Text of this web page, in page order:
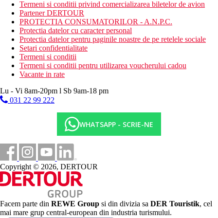
blocuri mai aproape de plaja, acces direct la piscina, de la
13 ani
Camera dubla, Elite, Vedere peisaj: in blocuri nou
construite din 2022, mai spatioasa, de la 13 ani
Camera dubla, Elite, Vedere gradina, Swim-Up: in blocuri
nou construite din 2022, mai spatioasa, acces direct la
piscina, de la 13 ani
Patut pentru copii este disponibil gratuit (la cerere).
La cerere, sunt disponibile mai multe camere accesibile cu
Plaja
langa hotel
Sezlonguri, umbrele si prosoape oferite in mod gratuit
Mese
Ultra all inclusive
Mic dejun tip bufet (07.00-10.00)
Mic dejun tarziu (10:00-11:30)
Pranz tip bufet (12:30–14:00)
Cina tip bufet (18:30-21:00)
Gustare usoara (10:00-16:00)
Bufet pentru copii intr-o sectiune separata pentru copii a
restaurantului (pranz si cina)
Termeni si conditii privind comercializarea biletelor de avion
Partener DERTOUR
PROTECTIA CONSUMATORILOR - A.N.P.C.
Protectia datelor cu caracter personal
Protectia datelor pentru paginile noastre de pe retelele sociale
Setari confidentialitate
Termeni si conditii
Termeni si conditii pentru utilizarea voucherului cadou
Vacante in rate
Lu - Vi 8am-20pm l Sb 9am-18 pm
031 22 99 222
WHATSAPP - SCRIE-NE
Copyright © 2026, DERTOUR
Facem parte din REWE Group si din divizia sa DER Touristik, cel
mai mare grup central-european din industria turismului.